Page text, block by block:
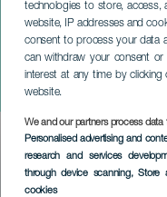
technologies to store, access,
website, IP addresses and
consent to process your data
can withdraw your consent
interest at any time by clicking
website.
We and our partners process data
Personalised advertising and
research and services
through device scanning, Store
cookies
Miguelichi
GRAN CANARIA
Imagen
Listado